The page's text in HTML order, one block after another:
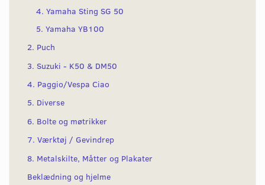
4. Yamaha Sting SG 50
5. Yamaha YB100
2. Puch
3. Suzuki - K50 & DM50
4. Paggio/Vespa Ciao
5. Diverse
6. Bolte og møtrikker
7. Værktøj / Gevindrep
8. Metalskilte, Måtter og Plakater
Beklædning og hjelme